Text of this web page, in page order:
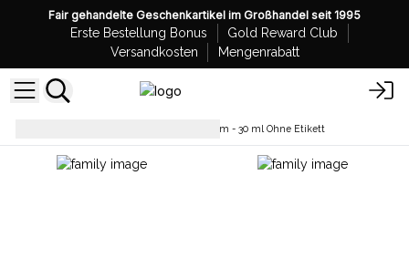
Fair gehandelte Geschenkartikel im Großhandel seit 1995
Erste Bestellung Bonus
Gold Reward Club
Versandkosten
Mengenrabatt
Gesichtsserum - 30 ml Ohne Etikett